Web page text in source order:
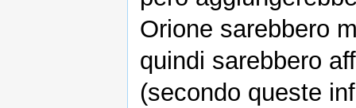
Orione sarebbero
quindi sarebbero
(secondo queste